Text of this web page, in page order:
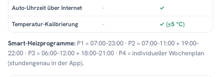
Auto-Uhrzeit über Internet – ✓
Temperatur-Kalibrierung – ✓ (±5 °C)
Smart-Heizprogramme: P1 = 07:00–23:00 · P2 = 07:00–11:00 + 19:00–
22:00 · P3 = 06:00–12:00 + 18:00–21:00 · P4 = individueller Wochenplan
(stundengenau in der App).